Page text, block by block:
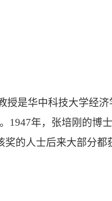
授是华中科技大学经
1947年，张培刚的博
奖的人士后来大部分都